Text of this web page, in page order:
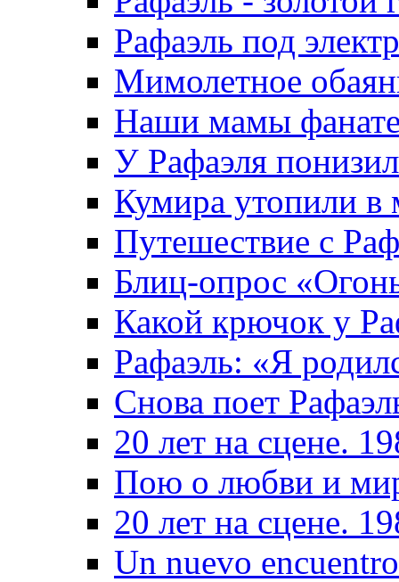
Рафаэль под
Мимолетное
Наши мамы
У Рафаэля
Кумира утопили в
Путешествие с
Блиц-опрос
Какой крючок у
Рафаэль: «Я
Снова поет
20 лет на сцене.
Пою о любви и
20 лет на сцене.
Un nuevo